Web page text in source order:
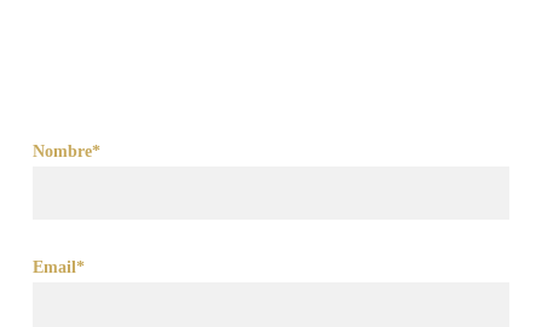
Nombre*
Email*